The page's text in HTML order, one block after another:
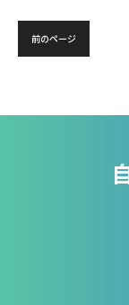
前のページ